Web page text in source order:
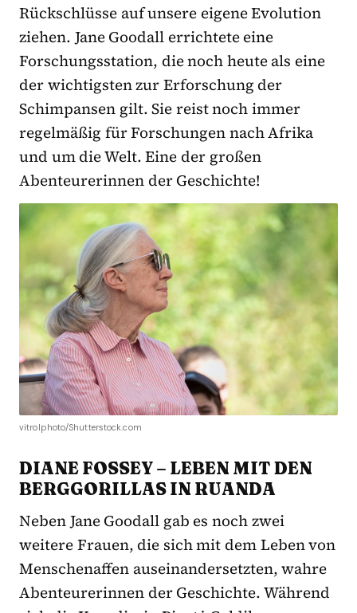
Rückschlüsse auf unsere eigene Evolution
ziehen. Jane Goodall errichtete eine
Forschungsstation, die noch heute als eine
der wichtigsten zur Erforschung der
Schimpansen gilt. Sie reist noch immer
regelmäßig für Forschungen nach Afrika
und um die Welt. Eine der großen
Abenteurerinnen der Geschichte!
vitrolphoto/Shutterstock.com
DIANE FOSSEY – LEBEN MIT DEN
BERGGORILLAS IN RUANDA
Neben Jane Goodall gab es noch zwei
weitere Frauen, die sich mit dem Leben von
Menschenaffen auseinandersetzten, wahre
Abenteurerinnen der Geschichte. Während